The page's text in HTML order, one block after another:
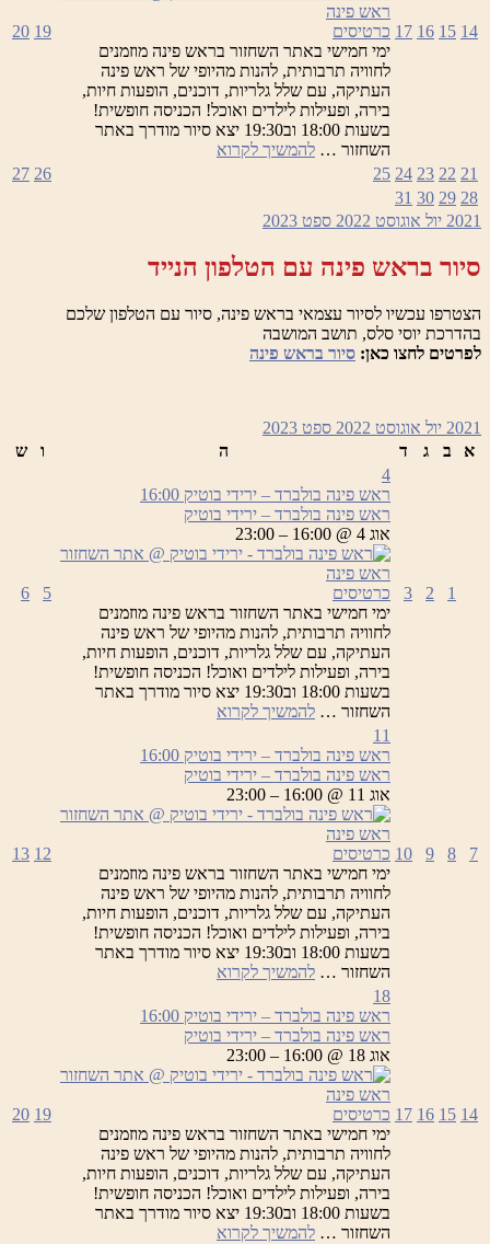
14
15
16
17 כרטיסים
ימי חמישי באתר השחזור בראש פינה מוזמנים
לחוויה תרבותית, להנות מהיופי של ראש פינה
העתיקה, עם שלל גלריות, דוכנים, הופעות חיות,
בירה, ופעילות לילדים ואוכל! הכניסה חופשית!
בשעות 18:00 וב19:30 יצא סיור מודרך באתר
השחזור … להמשיך לקרוא
19
20
21
22
23
24
25
26
27
28
29
30
31
2021 יול אוגוסט 2022 ספט 2023
סיור בראש פינה עם הטלפון הנייד
הצטרפו עכשיו לסיור עצמאי בראש פינה, סיור עם הטלפון שלכם
בהדרכת יוסי סלס, תושב המושבה
לפרטים לחצו כאן: סיור בראש פינה
2021 יול אוגוסט 2022 ספט 2023
א
ב ג ד ה ו ש
1
2
3
4
ראש פינה בולברד – ירידי בוטיק 16:00
ראש פינה בולברד – ירידי בוטיק
אוג 4 @ 16:00 – 23:00
כרטיסים
ימי חמישי באתר השחזור בראש פינה מוזמנים
לחוויה תרבותית, להנות מהיופי של ראש פינה
העתיקה, עם שלל גלריות, דוכנים, הופעות חיות,
בירה, ופעילות לילדים ואוכל! הכניסה חופשית!
בשעות 18:00 וב19:30 יצא סיור מודרך באתר
השחזור … להמשיך לקרוא
בולברד
–
ירידי
בוטיק
5
6
7
8
9
10
11
ראש פינה בולברד – ירידי בוטיק 16:00
ראש פינה בולברד – ירידי בוטיק
אוג 11 @ 16:00 – 23:00
כרטיסים
ימי חמישי באתר השחזור בראש פינה מוזמנים
לחוויה תרבותית, להנות מהיופי של ראש פינה
העתיקה, עם שלל גלריות, דוכנים, הופעות חיות,
בירה, ופעילות לילדים ואוכל! הכניסה חופשית!
בשעות 18:00 וב19:30 יצא סיור מודרך באתר
השחזור … להמשיך לקרוא
בולברד
–
ירידי
בוטיק
12
13
14
15
16
17
18
ראש פינה בולברד – ירידי בוטיק 16:00
ראש פינה בולברד – ירידי בוטיק
אוג 18 @ 16:00 – 23:00
כרטיסים
ימי חמישי באתר השחזור בראש פינה מוזמנים
לחוויה תרבותית, להנות מהיופי של ראש פינה
העתיקה, עם שלל גלריות, דוכנים, הופעות חיות,
בירה, ופעילות לילדים ואוכל! הכניסה חופשית!
בשעות 18:00 וב19:30 יצא סיור מודרך באתר
השחזור … להמשיך לקרוא
19
20